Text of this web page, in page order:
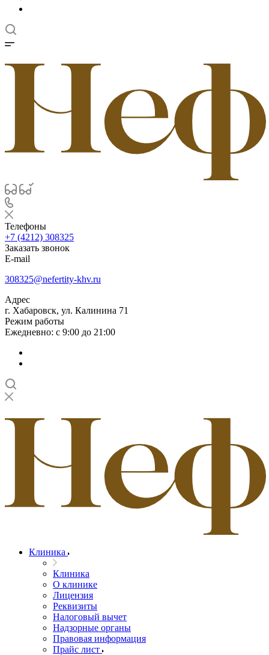
Телефоны
+7 (4212) 308325
Заказать звонок
E-mail
308325@nefertity-khv.ru
Адрес
г. Хабаровск, ул. Калинина 71
Режим работы
Ежедневно: с 9:00 до 21:00
Клиника
Клиника
О клинике
Лицензия
Реквизиты
Налоговый вычет
Надзорные органы
Правовая информация
Прайс лист